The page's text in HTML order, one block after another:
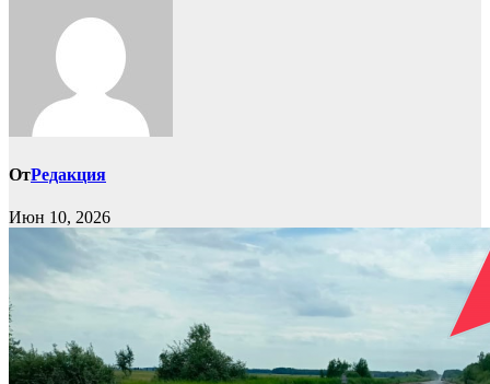
ОтРедакция
Июн 10, 2026